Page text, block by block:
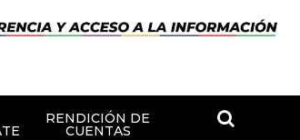
RENDICIÓN DE
CUENTAS